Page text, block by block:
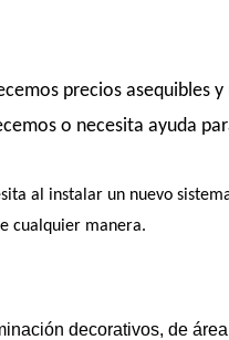
precios asequibles
o necesita ayuda
al instalar un nuevo
cualquier manera.
decorativos, de